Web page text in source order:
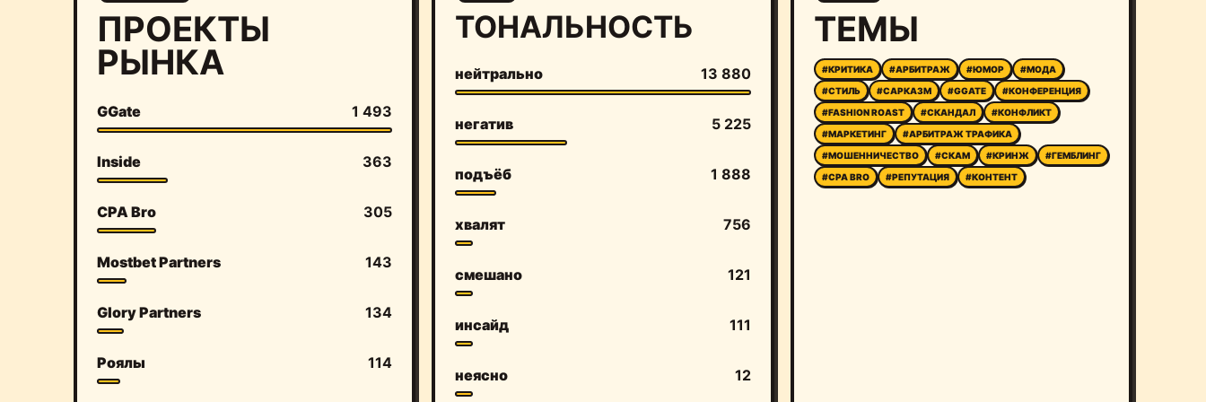
ПРОЕКТЫ
РЫНКА
GGate 1 493
Inside 363
CPA Bro 305
Mostbet Partners 143
Glory Partners 134
Роялы 114
ТОНАЛЬНОСТЬ
нейтрально 13 880
негатив 5 225
подъёб 1 888
хвалят 756
смешано 121
инсайд 111
неясно 12
ТЕМЫ
#КРИТИКА #АРБИТРАЖ #ЮМОР
#МОДА
#СТИЛЬ
#САРКАЗМ #GGATE
#КОНФЕРЕНЦИЯ
#FASHION ROAST
#СКАНДАЛ
#КОНФЛИКТ
#МАРКЕТИНГ
#АРБИТРАЖ ТРАФИКА
#МОШЕННИЧЕСТВО
#СКАМ #КРИНЖ
#ГЕМБЛИНГ
#CPA BRO
#РЕПУТАЦИЯ #КОНТЕНТ